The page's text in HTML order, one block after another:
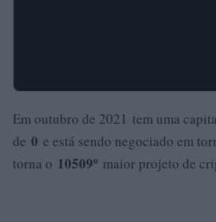
Em outubro de 2021 tem uma
de 0 e está sendo negociado em
torna o 10509º maior projeto de